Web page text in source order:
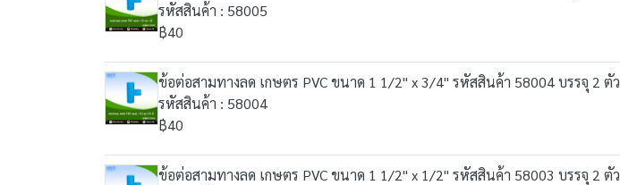
รหัสสินค้า : 58005
฿40
ข้อต่อสามทางลด เกษตร PVC ขนาด 1 1/2" x 3/4" รหัสสินค้า 58004 บรรจุ 2 ตัว
รหัสสินค้า : 58004
฿40
ข้อต่อสามทางลด เกษตร PVC ขนาด 1 1/2" x 1/2" รหัสสินค้า 58003 บรรจุ 2 ตัว